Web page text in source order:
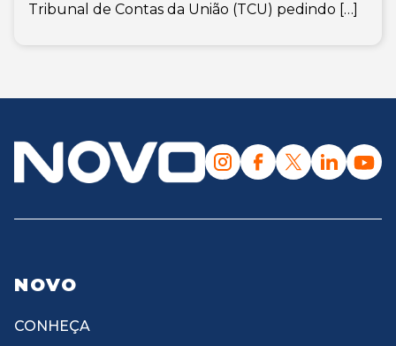
Tribunal de Contas da União (TCU) pedindo […]
NOVO
CONHEÇA